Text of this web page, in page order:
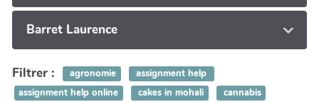
Barret Laurence
Filtrer : agronomie
assignment help
assignment help online
cakes in mohali
cannabis